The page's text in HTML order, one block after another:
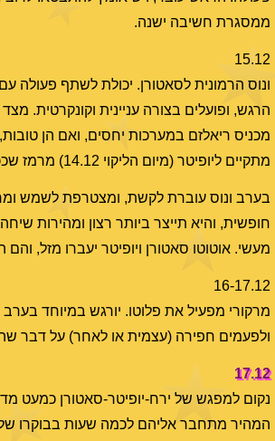
ממסגרת חשיבה ישנה.
15.12
ונוס הרמונית לסאטורן. יכולת לשתף פעולה
הרגש, ופועלים בצורה עניינית וקונקרטית.
מכניס ריאלזם במערכות יחסים, ואם הן
מתקיים ליופיטר (מיום הליקוי 14.12) מרמז שככל הנראה אצל רובנו התהליך חיובי.
בערב ונוס עוברת לקשת, ומצטרפת לשמש
חופשית, והיא תייצר ביותר רצון ומהירות
מעשי. אוטוטו סאטורן ויופיטר יעברו מזל,
16-17.12
ולפעמים חפירה (עצמית או לאחר) על דבר
17.12
נקום למפגש של ירח-יופיטר-סאטורן כמעט
המהיר מתחבר אליהם לכמה שעות בבוקרו של ה-